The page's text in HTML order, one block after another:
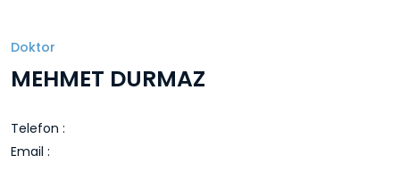
Doktor
MEHMET DURMAZ
Telefon :
Email :